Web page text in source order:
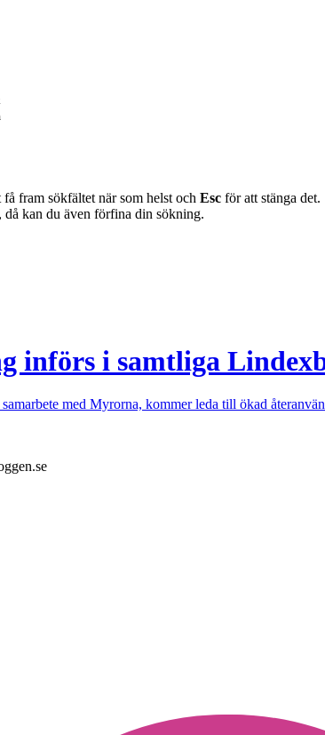
få fram sökfältet när som helst och Esc för att stänga det.
kan du även förfina din sökning.
införs i samtliga
med Myrorna, kommer leda till ökad